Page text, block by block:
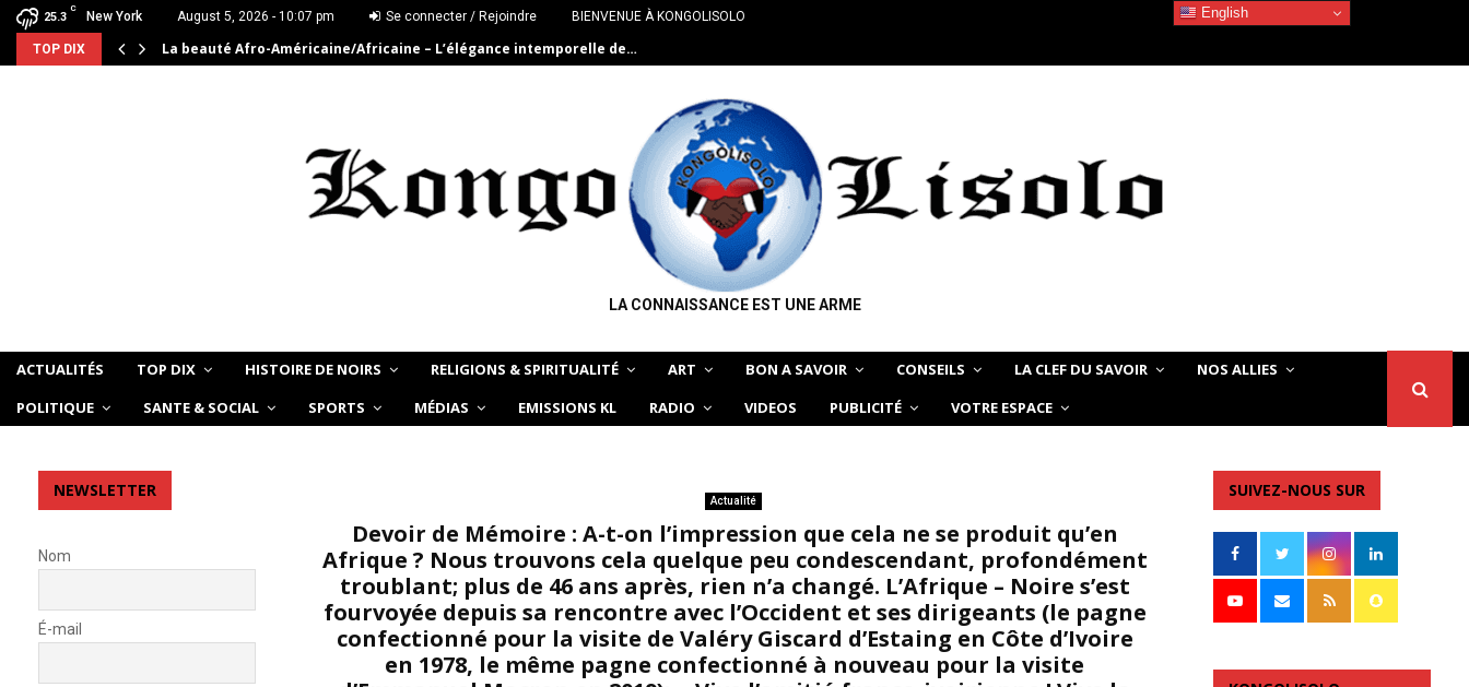
25.3
C
New York August 5, 2026 - 10:07 pm Se connecter / Rejoindre BIENVENUE À KONGOLISOLO
TOP DIX La beauté Afro-Américaine/Africaine – L’élégance intemporelle de…
LA CONNAISSANCE EST UNE ARME
ACTUALITÉS TOP DIX HISTOIRE DE NOIRS RELIGIONS & SPIRITUALITÉ ART BON A SAVOIR CONSEILS LA CLEF DU SAVOIR
NOS ALLIES
POLITIQUE
SANTE & SOCIAL SPORTS MÉDIAS EMISSIONS KL RADIO VIDEOS PUBLICITÉ VOTRE ESPACE
Actualité
Devoir de Mémoire : A-t-on l’impression que cela ne se produit qu’en
Afrique ? Nous trouvons cela quelque peu condescendant, profondément
troublant; plus de 46 ans après, rien n’a changé. L’Afrique – Noire s’est
fourvoyée depuis sa rencontre avec l’Occident et ses dirigeants (le pagne
confectionné pour la visite de Valéry Giscard d’Estaing en Côte d’Ivoire
en 1978, le même pagne confectionné à nouveau pour la visite
NEWSLETTER
Nom
É-mail
SUIVEZ-NOUS SUR
English